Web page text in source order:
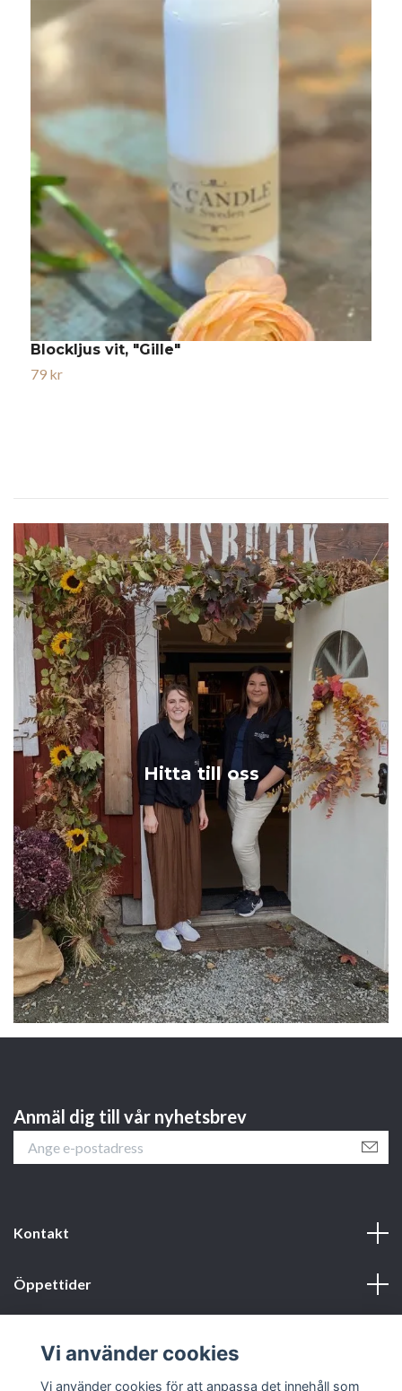
Hitta till oss
Blockljus vit, "Gille"
79 kr
Anmäl dig till vår nyhetsbrev
Kontakt
Öppettider
Sociala medier
Vi använder cookies
Vi använder cookies för att anpassa det innehåll som